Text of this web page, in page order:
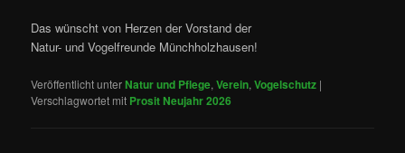
Das wünscht von Herzen der Vorstand der
Natur- und Vogelfreunde Münchholzhausen!
Veröffentlicht unterNatur und Pflege,Verein,Vogelschutz |
Verschlagwortet mit Prosit Neujahr 2026